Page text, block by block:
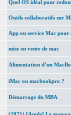
Quel OS idéal pour
Outils collaboratifs sur
App ou service Mac
mise en vente de mac
Alimentation d’un
iMac ou macbookpro ?
Démarrage du MBA